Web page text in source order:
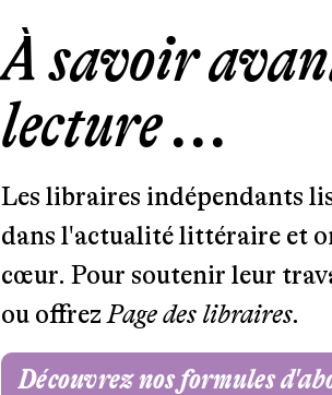
À savoir
lecture ...
Les libraires indépendants
dans l'actualité littéraire et
cœur. Pour soutenir leur
ou offrezPage des libraires.
Découvrez nos formules